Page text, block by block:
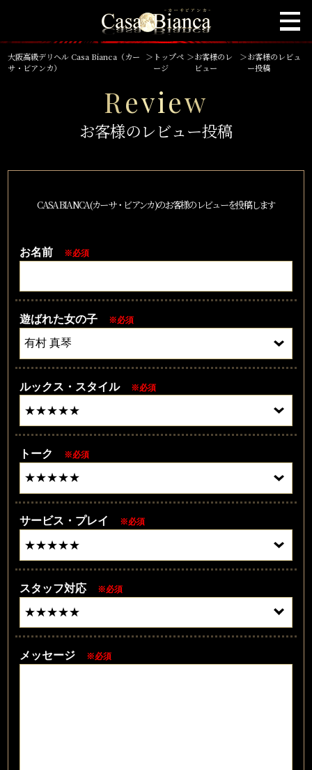
大阪高級デリヘル Casa Bianca（カー
サ・ビアンカ）
＞ トップペ
ージ
＞お客様のレ
ビュー
＞お客様のレビュ
ー投稿
Review
お客様のレビュー投稿
CASA BIANCA(カーサ・ビアンカ)のお客様のレビューを投稿します
お名前 ※必須
遊ばれた女の子 ※必須
ルックス・スタイル ※必須
トーク ※必須
サービス・プレイ ※必須
スタッフ対応 ※必須
メッセージ ※必須